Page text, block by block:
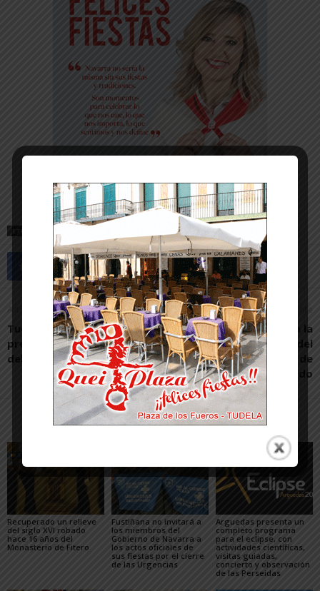
MURCHANTE
Artículo anterior
Tudela acogerá una de las
presentaciones del Plan
del Comercio Minorista
Artículo siguiente
Mikel Arrondo se lleva la
medalla de oro del
European Master de
Taekwondo
Artículos relacionados Más del autor
Recuperado un relieve
del siglo XVI robado
hace 16 años del
Monasterio de Fitero
Fustiñana no invitará a
los miembros del
Gobierno de Navarra a
los actos oficiales de
sus fiestas por el cierre
de las Urgencias
Arguedas presenta un
completo programa
para el eclipse, con
actividades científicas,
visitas guiadas,
concierto y observación
de las Perseidas